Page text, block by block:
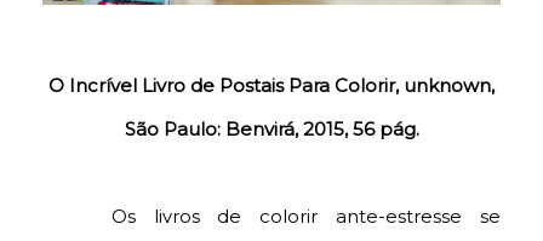
O Incrível Livro de Postais Para Colorir, unknown,
São Paulo: Benvirá, 2015, 56 pág.
Os livros de colorir ante-estresse se